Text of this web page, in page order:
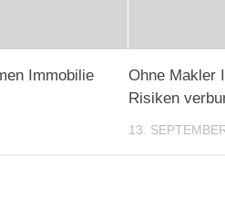
Immobilie
Ohne Makler
Risiken
13.